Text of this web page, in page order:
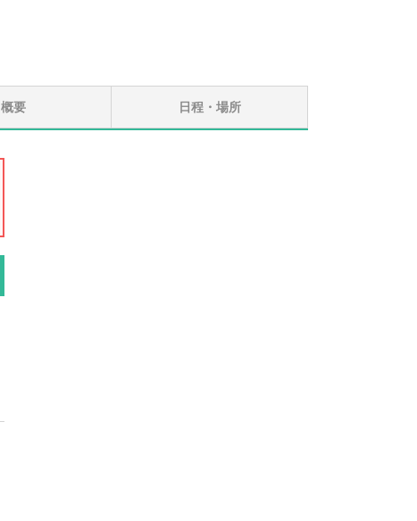
概要 日程・場所